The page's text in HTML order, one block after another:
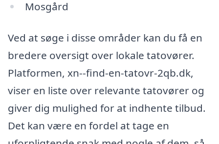
Mosgård
Ved at søge i disse områder kan du få en
bredere oversigt over lokale tatovører.
Platformen, xn--find-en-tatovr-2qb.dk,
viser en liste over relevante tatovører og
giver dig mulighed for at indhente tilbud.
Det kan være en fordel at tage en